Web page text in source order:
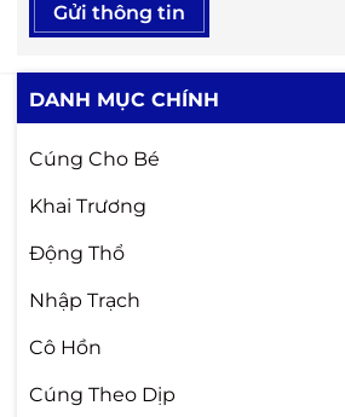
Gửi thông tin
DANH MỤC CHÍNH
Cúng Cho Bé
Khai Trương
Động Thổ
Nhập Trạch
Cô Hồn
Cúng Theo Dịp